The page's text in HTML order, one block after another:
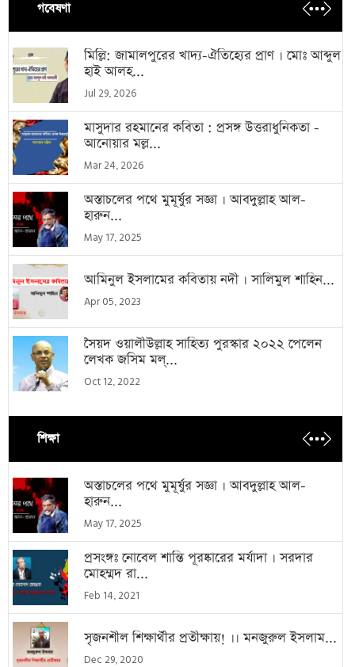
গবেষণা
মিল্লি: জামালপুরের খাদ্য-ঐতিহ্যের প্রাণ । মোঃ আব্দুল
হাই আলহ...
Jul 29, 2026
মাসুদার রহমানের কবিতা : প্রসঙ্গ উত্তরাধুনিকতা -
আনোয়ার মল্ল...
Mar 24, 2026
অস্তাচলের পথে মুমূর্ষুর সজ্ঞা । আবদুল্লাহ আল-
হারুন...
May 17, 2025
আমিনুল ইসলামের কবিতায় নদী । সালিমুল শাহিন...
Apr 05, 2023
সৈয়দ ওয়ালীউল্লাহ সাহিত্য পুরস্কার ২০২২ পেলেন
লেখক জসিম মল্...
Oct 12, 2022
শিক্ষা
অস্তাচলের পথে মুমূর্ষুর সজ্ঞা । আবদুল্লাহ আল-
হারুন...
May 17, 2025
প্রসংঙ্গঃ নোবেল শান্তি পূরষ্কারের মর্যাদা । সরদার
মোহম্মদ রা...
Feb 14, 2021
সৃজনশীল শিক্ষার্থীর প্রতীক্ষায়! ।। মনজুরুল ইসলাম...
Dec 29, 2020